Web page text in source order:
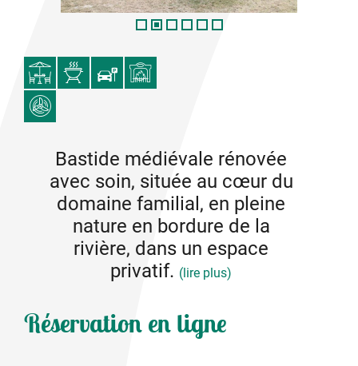
Bastide médiévale rénovée
avec soin, située au cœur du
domaine familial, en pleine
nature en bordure de la
rivière, dans un espace
privatif. (lire plus)
Bastide médiévale rénovée avec soin en Ardèche
méridionale pour 6 personnes au bord de la rivière
Escoutay avec les alentours Privatif vous disposez
Réservation en ligne